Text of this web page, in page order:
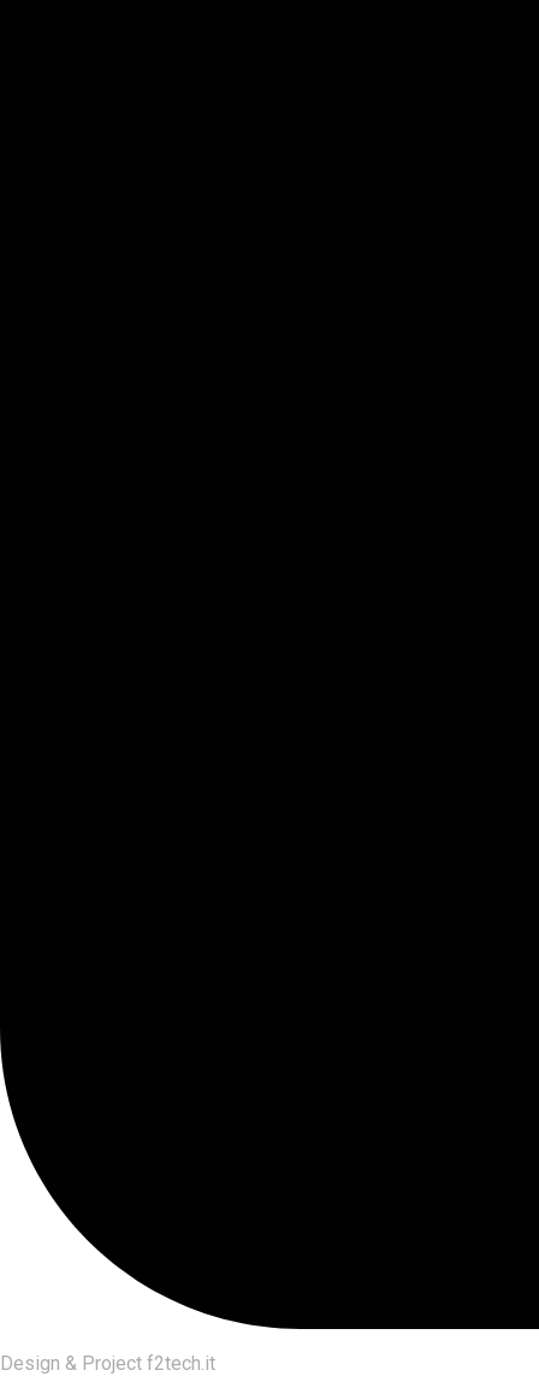
Design & Project f2tech.it